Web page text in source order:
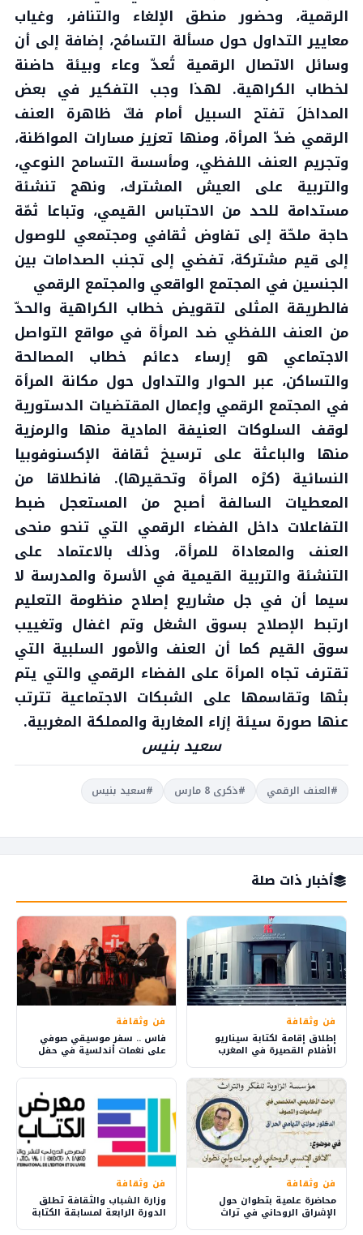
الرقمية، وحضور منطق الإلغاء والتنافر، وغياب
معايير التداول حول مسألة التسامُح، إضافة إلى أن
وسائل الاتصال الرقمية تُعدّ وعاء وبيئة حاضنة
لخطاب الكراهية. لهذا وجب التفكير في بعض
المداخلَ تفتح السبيل أمام فكّ ظاهرة العنف
الرقمي ضدّ المرأة، ومنها تعزيز مسارات المواطَنة،
وتجريم العنف اللفظي، ومأسسة التسامح النوعي،
والتربية على العيش المشترك، ونهج تنشئة
مستدامة للحد من الاحتباس القيمي، وتباعا ثمّة
حاجة ملحّة إلى تفاوض ثقافي ومجتمعي للوصول
إلى قيم مشتركة، تفضي إلى تجنب الصدامات بين
الجنسين في المجتمع الواقعي والمجتمع الرقمي
فالطريقة المثلى لتقويض خطاب الكراهية والحدّ
من العنف اللفظي ضد المرأة في مواقع التواصل
الاجتماعي هو إرساء دعائم خطاب المصالحة
والتساكن، عبر الحوار والتداول حول مكانة المرأة
في المجتمع الرقمي وإعمال المقتضيات الدستورية
لوقف السلوكات العنيفة المادية منها والرمزية
منها والباعثة على ترسيخ ثقافة الإكسنوفوبيا
النسائية (كرْه المرأة وتحقيرها). فانطلاقا من
المعطيات السالفة أصبح من المستعجل ضبط
التفاعلات داخل الفضاء الرقمي التي تنحو منحى
العنف والمعاداة للمرأة، وذلك بالاعتماد على
التنشئة والتربية القيمية في الأسرة والمدرسة لا
سيما أن في جل مشاريع إصلاح منظومة التعليم
ارتبط الإصلاح بسوق الشغل وتم اغفال وتغييب
سوق القيم كما أن العنف والأمور السلبية التي
تقترف تجاه المرأة على الفضاء الرقمي والتي يتم
بثها وتقاسمها على الشبكات الاجتماعية تترتب
عنها صورة سيئة إزاء المغاربة والمملكة المغربية.
سعيد بنيس
#العنف الرقمي #ذكرى 8 مارس #سعيد بنيس
أخبار ذات صلة
فن وثقافة
إطلاق إقامة لكتابة سيناريو
الأفلام القصيرة في المغرب
بمبادرة من المركز السينمائي
المغربي
فن وثقافة
فاس .. سفر موسيقي صوفي
على نغمات أندلسية في حفل
فن وثقافة
محاضرة علمية بتطوان حول
الإشراق الروحاني في تراث
الشيخ محمد الحراق الحسني
فن وثقافة
وزارة الشباب والثقافة تطلق
الدورة الرابعة لمسابقة الكتابة